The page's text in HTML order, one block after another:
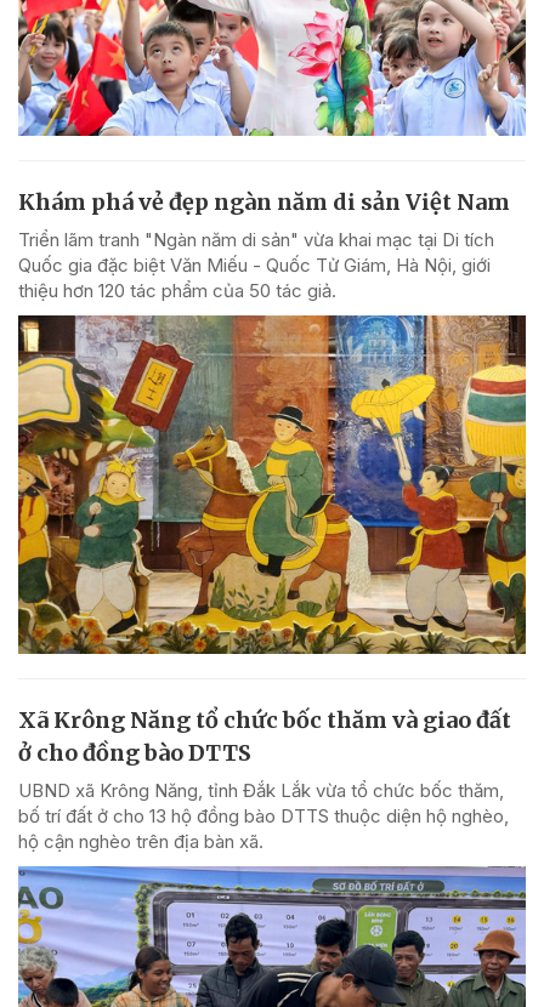
Khám phá vẻ đẹp ngàn năm di sản Việt Nam
Triển lãm tranh "Ngàn năm di sản" vừa khai mạc tại Di tích
Quốc gia đặc biệt Văn Miếu - Quốc Tử Giám, Hà Nội, giới
thiệu hơn 120 tác phẩm của 50 tác giả.
Xã Krông Năng tổ chức bốc thăm và giao đất
ở cho đồng bào DTTS
UBND xã Krông Năng, tỉnh Đắk Lắk vừa tổ chức bốc thăm,
bố trí đất ở cho 13 hộ đồng bào DTTS thuộc diện hộ nghèo,
hộ cận nghèo trên địa bàn xã.